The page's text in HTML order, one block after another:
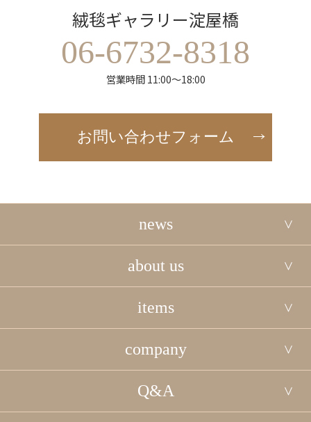
絨毯ギャラリー淀屋橋
06-6732-8318
営業時間 11:00～18:00
お問い合わせフォーム
news
about us
items
company
Q&A